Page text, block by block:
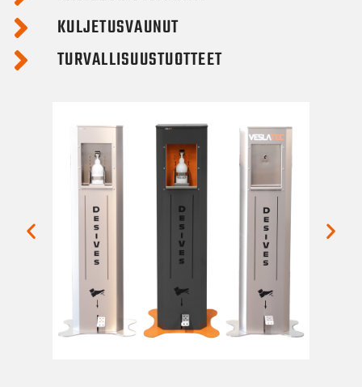
KULJETUSVAUNUT
TURVALLISUUSTUOTTEET